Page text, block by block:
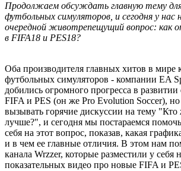
Продолжаем обсуждать главную тему
футбольных симуляторов, и сегодня у нас
очередной животрепещущий вопрос: как
в FIFA18 и PES18?
Оба производителя главных хитов в
футбольных симуляторов - компании EA
добились огромного прогресса в
FIFA и PES (он же Pro Evolution Soccer),
вызывать горячие дискуссии на тему "Кто
лучше?", и сегодня мы постараемся
себя на этот вопрос, показав, какая
и в чем ее главные отличия. В этом нам
канала Wrzzer, которые разместили у себя
показательных видео про новые FIFA и